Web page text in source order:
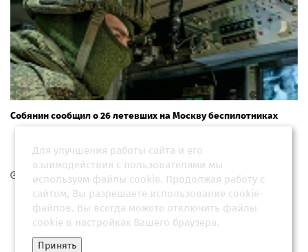
Собянин сообщил о 26 летевших на Москву беспилотниках
16 мая 2026, 17:31
Для улучшения работы сайта и его
взаимодействия с пользователями мы
используем файлы cookie. Продолжая работу с
сайтом, Вы разрешаете использование cookie-
файлов. Вы всегда можете отключить файлы
cookie в настройках Вашего браузера.
Принять